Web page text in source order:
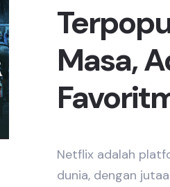
Masa,
Netflix adalah
dunia, dengan